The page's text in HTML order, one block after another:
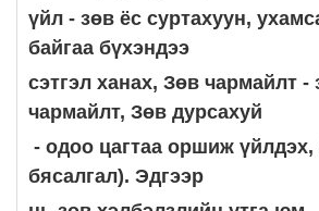
үйл - зөв ёс суртахуун,
байгаа бүхэндээ
сэтгэл ханах, Зөв чармайлт
чармайлт, Зөв дурсахуй
- одоо цагтаа оршиж
бясалгал). Эдгээр